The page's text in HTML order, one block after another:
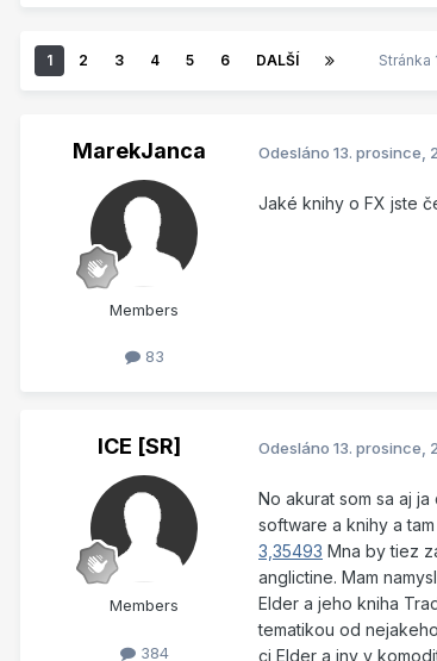
1 2 3 4 5 6 DALŠÍ Stránka
MarekJanca
Members
83
Odesláno 13. prosince,
Jaké knihy o FX jste
ICE [SR]
Members
384
Odesláno 13. prosince,
No akurat som sa aj
software a knihy a
3,35493 Mna by tiez
anglictine. Mam
Elder a jeho kniha
tematikou od
ci Elder a iny v